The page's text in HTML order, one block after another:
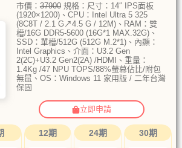
市價： 37900規格：尺寸：14″ IPS面板
(1920×1200)、CPU：Intel Ultra 5 325
(8C8T / 2.1 G↗4.5 G / 12M)、RAM：雙
槽/16G DDR5-5600 (16G*1 MAX.32G)、
SSD：單槽/512G (512G M.2*1)、內顯：
Intel Graphics、介面：U3.2 Gen
2(2C)+U3.2 Gen2(2A) /HDMI、重量：
1.4Kg /47 NPU TOPS/88%螢幕佔比/附包
無鼠、OS：Windows 11 家用版 / 二年台灣
保固
立即申請
12期 24期 30期